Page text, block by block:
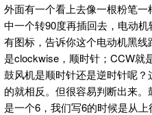
外面有一个看上去像一根粉笔
中一个转90度再插回去，电动
有图标，告诉你这个电动机黑
是clockwise，顺时针；CCW就
鼓风机是顺时针还是逆时针呢
的就相反。但很容易判断出来
是一个6，我们写6的时候是从